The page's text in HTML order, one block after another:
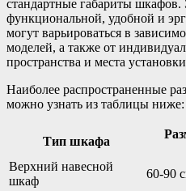
стандартные габариты
функциональной, удобной и
могут варьироваться в
моделей, а также от
пространства и места
Наиболее распространенные
можно узнать из таблицы ниже:
Тип шкафа
Верхний навесной
шкаф
60-90